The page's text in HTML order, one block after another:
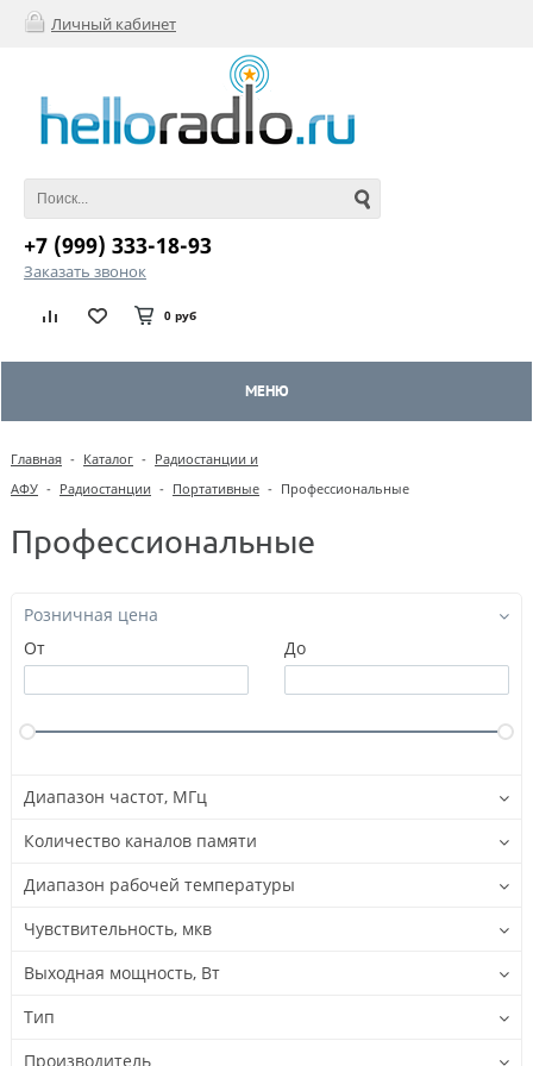
Личный кабинет
+7 (999) 333-18-93
Заказать звонок
0 руб
МЕНЮ
Главная - Каталог - Радиостанции и
АФУ - Радиостанции - Портативные - Профессиональные
Профессиональные
Розничная цена
От
До
Диапазон частот, МГц
Количество каналов памяти
Диапазон рабочей температуры
Чувствительность, мкв
Выходная мощность, Вт
Тип
Производитель